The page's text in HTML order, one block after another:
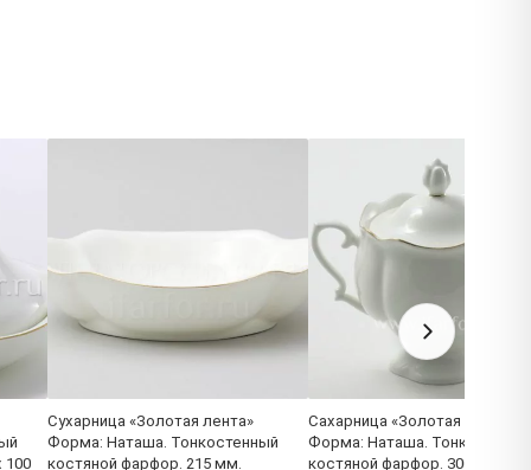
100
Сухарница «Золотая лента»
Форма: Наташа. Тонкостенный
костяной фарфор. 215 мм.
Сахарница «Золотая лента»
Форма: Наташа.
костяной фарфор. 300 мл.